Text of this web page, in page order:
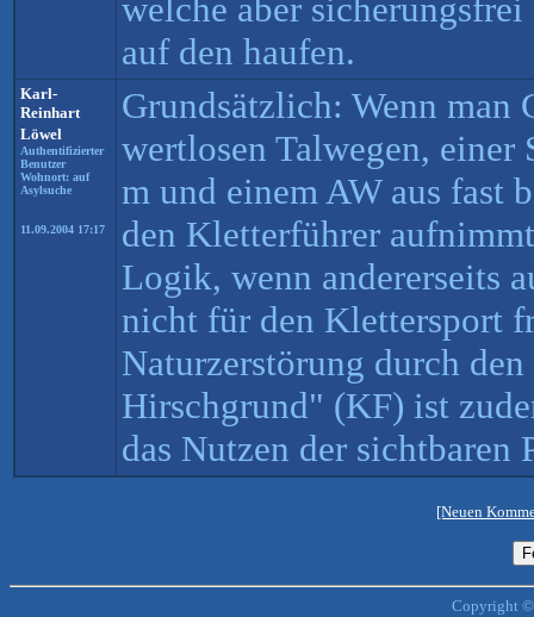
welche aber
auf den haufen.
Karl-
Reinhart
Löwel
Authentifizierter
Benutzer
Wohnort: auf
Asylsuche
11.09.2004 17:17
Grundsätzlich: Wenn
wertlosen Talwegen, einer
m und einem AW aus fast
den Kletterführer
Logik, wenn andererseits
nicht für den Klettersport
Naturzerstörung durch
Hirschgrund" (KF) ist
das Nutzen der sichtbaren
[Neuen
Copyright ©